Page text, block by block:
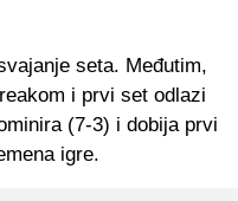
seta. Međutim,
i prvi set odlazi
(7-3) i dobija prvi
igre.